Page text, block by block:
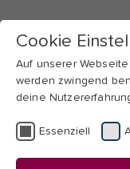
Skip to main navigation
You
Startseite
Cookie
Auf unserer
werden zwingend
deine
Essenziell